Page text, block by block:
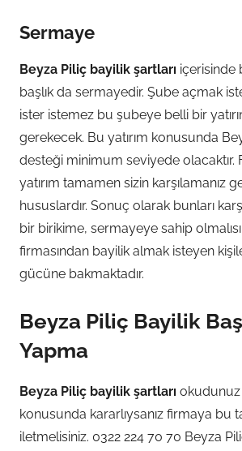
Sermaye
Beyza Piliç bayilik şartları içerisinde
başlık da sermayedir. Şube açmak
ister istemez bu şubeye belli bir
gerekecek. Bu yatırım konusunda
desteği minimum seviyede olacaktır.
yatırım tamamen sizin karşılamanız
hususlardır. Sonuç olarak bunları
bir birikime, sermayeye sahip
firmasından bayilik almak isteyen
gücüne bakmaktadır.
Beyza Piliç Bayilik
Yapma
Beyza Piliç bayilik şartları
konusunda kararlıysanız firmaya bu
iletmelisiniz. 0322 224 70 70 Beyza